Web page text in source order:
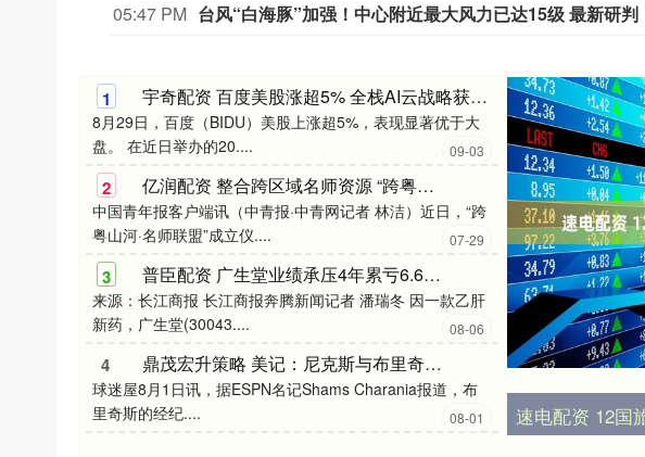
05:47 PM 台风“白海豚”加强！中心附近最大风力已达15级 最新研判
1 宇奇配资 百度美股涨超5% 全栈AI云战略获市场青睐
8月29日，百度（BIDU）美股上涨超5%，表现显著优于大
盘。 在近日举办的20....
09-03
2 亿润配资 整合跨区域名师资源 “跨粤山河·名师联盟”成立
中国青年报客户端讯（中青报·中青网记者 林洁）近日，“跨
粤山河·名师联盟”成立仪....
07-29
3 普臣配资 广生堂业绩承压4年累亏6.67亿元 乙肝新药迎新进展股价1年涨超7倍_亏损_公司_pgRNA
来源：长江商报 长江商报奔腾新闻记者 潘瑞冬 因一款乙肝
新药，广生堂(30043....
08-06
4 鼎茂宏升策略 美记：尼克斯与布里奇斯提前续约之前就已得到消息。字母哥不会向雄鹿申请交易离队
球迷屋8月1日讯，据ESPN名记Shams Charania报道，布
里奇斯的经纪....
08-01 速电配资 12国